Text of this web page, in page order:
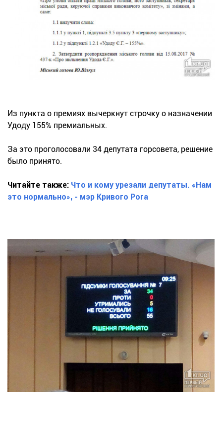
Из пункта о премиях вычеркнут строчку о назначении
Удоду 155% премиальных.
За это проголосовали 34 депутата горсовета, решение
было принято.
Читайте также: Что и кому урезали депутаты. «Нам
это нормально», - мэр Кривого Рога